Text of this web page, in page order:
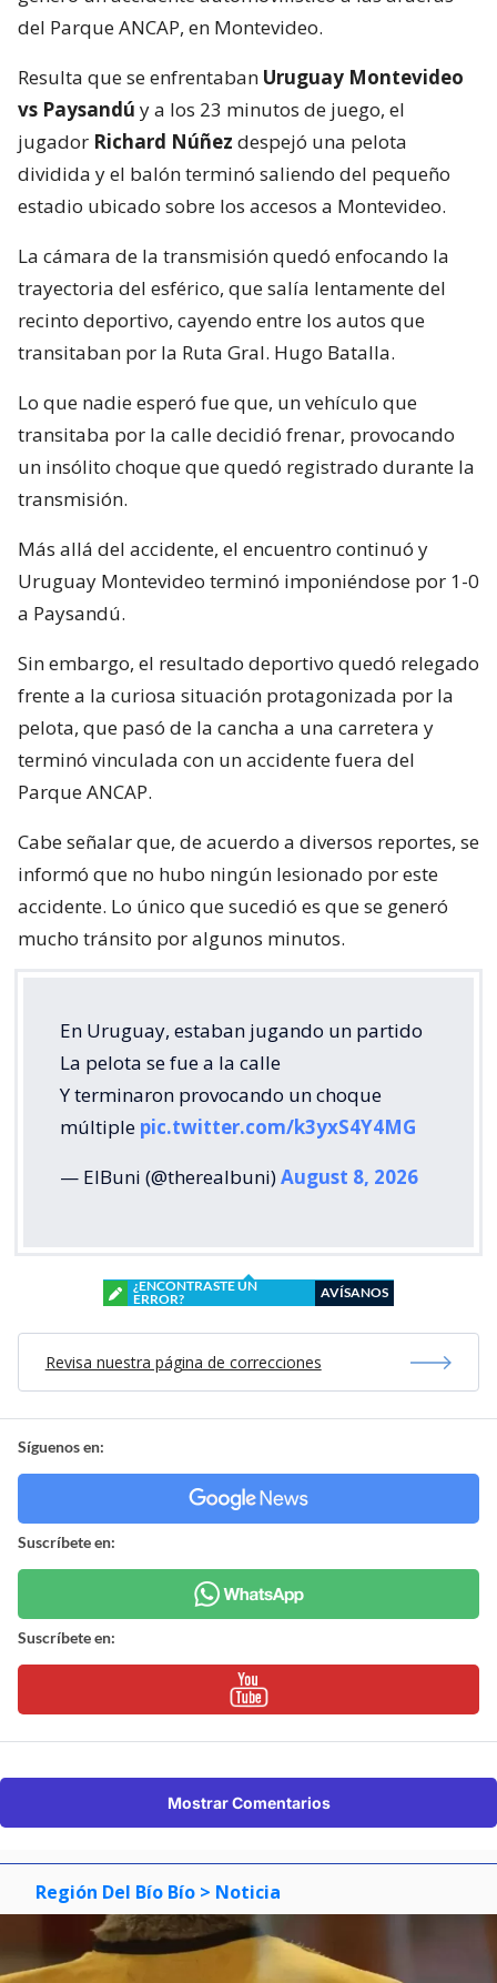
del Parque ANCAP, en Montevideo.
Resulta que se enfrentaban Uruguay Montevideo
vs Paysandú y a los 23 minutos de juego, el
jugador Richard Núñez despejó una pelota
dividida y el balón terminó saliendo del pequeño
estadio ubicado sobre los accesos a Montevideo.
La cámara de la transmisión quedó enfocando la
trayectoria del esférico, que salía lentamente del
recinto deportivo, cayendo entre los autos que
transitaban por la Ruta Gral. Hugo Batalla.
Lo que nadie esperó fue que, un vehículo que
transitaba por la calle decidió frenar, provocando
un insólito choque que quedó registrado durante la
transmisión.
Más allá del accidente, el encuentro continuó y
Uruguay Montevideo terminó imponiéndose por 1-0
a Paysandú.
Sin embargo, el resultado deportivo quedó relegado
frente a la curiosa situación protagonizada por la
pelota, que pasó de la cancha a una carretera y
terminó vinculada con un accidente fuera del
Parque ANCAP.
Cabe señalar que, de acuerdo a diversos reportes, se
informó que no hubo ningún lesionado por este
accidente. Lo único que sucedió es que se generó
mucho tránsito por algunos minutos.
En Uruguay, estaban jugando un partido
La pelota se fue a la calle
Y terminaron provocando un choque
múltiple pic.twitter.com/k3yxS4Y4MG
— ElBuni (@therealbuni)August 8, 2026
¿ENCONTRASTE UN
ERROR?
AVÍSANOS
Revisa nuestra página de correcciones
Síguenos en:
Suscríbete en:
Suscríbete en:
Mostrar Comentarios
Región Del Bío Bío > Noticia